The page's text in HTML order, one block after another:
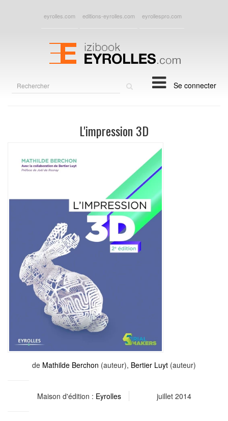
eyrolles.com editions-eyrolles.com eyrollespro.com
Se connecter
L'impression 3D
de Mathilde Berchon (auteur), Bertier Luyt (auteur)
Maison d'édition : Eyrolles juillet 2014